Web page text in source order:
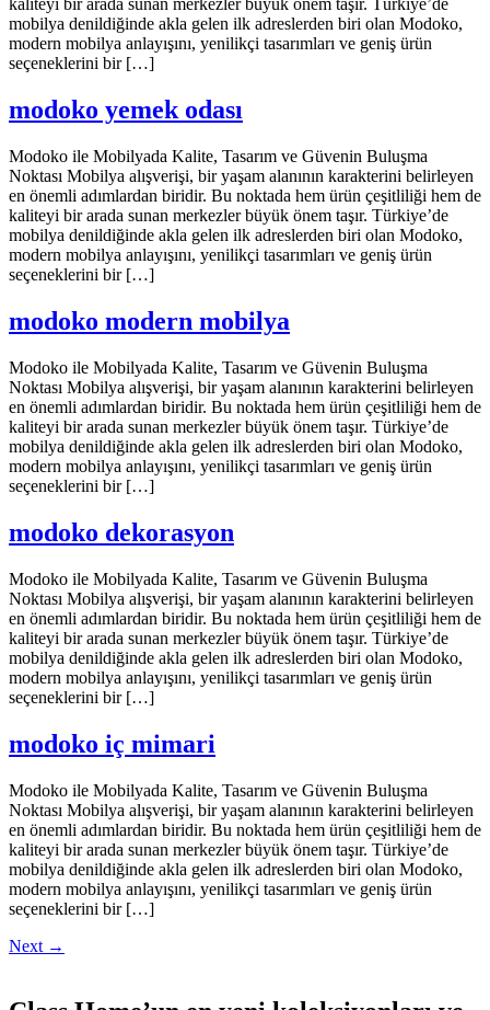
kaliteyi bir arada sunan merkezler büyük önem taşır. Türkiye’de
mobilya denildiğinde akla gelen ilk adreslerden biri olan Modoko,
modern mobilya anlayışını, yenilikçi tasarımları ve geniş ürün
seçeneklerini bir […]
modoko yemek odası
Modoko ile Mobilyada Kalite, Tasarım ve Güvenin Buluşma
Noktası Mobilya alışverişi, bir yaşam alanının karakterini belirleyen
en önemli adımlardan biridir. Bu noktada hem ürün çeşitliliği hem de
kaliteyi bir arada sunan merkezler büyük önem taşır. Türkiye’de
mobilya denildiğinde akla gelen ilk adreslerden biri olan Modoko,
modern mobilya anlayışını, yenilikçi tasarımları ve geniş ürün
seçeneklerini bir […]
modoko modern mobilya
Modoko ile Mobilyada Kalite, Tasarım ve Güvenin Buluşma
Noktası Mobilya alışverişi, bir yaşam alanının karakterini belirleyen
en önemli adımlardan biridir. Bu noktada hem ürün çeşitliliği hem de
kaliteyi bir arada sunan merkezler büyük önem taşır. Türkiye’de
mobilya denildiğinde akla gelen ilk adreslerden biri olan Modoko,
modern mobilya anlayışını, yenilikçi tasarımları ve geniş ürün
seçeneklerini bir […]
modoko dekorasyon
Modoko ile Mobilyada Kalite, Tasarım ve Güvenin Buluşma
Noktası Mobilya alışverişi, bir yaşam alanının karakterini belirleyen
en önemli adımlardan biridir. Bu noktada hem ürün çeşitliliği hem de
kaliteyi bir arada sunan merkezler büyük önem taşır. Türkiye’de
mobilya denildiğinde akla gelen ilk adreslerden biri olan Modoko,
modern mobilya anlayışını, yenilikçi tasarımları ve geniş ürün
seçeneklerini bir […]
modoko iç mimari
Modoko ile Mobilyada Kalite, Tasarım ve Güvenin Buluşma
Noktası Mobilya alışverişi, bir yaşam alanının karakterini belirleyen
en önemli adımlardan biridir. Bu noktada hem ürün çeşitliliği hem de
kaliteyi bir arada sunan merkezler büyük önem taşır. Türkiye’de
mobilya denildiğinde akla gelen ilk adreslerden biri olan Modoko,
modern mobilya anlayışını, yenilikçi tasarımları ve geniş ürün
seçeneklerini bir […]
Next →